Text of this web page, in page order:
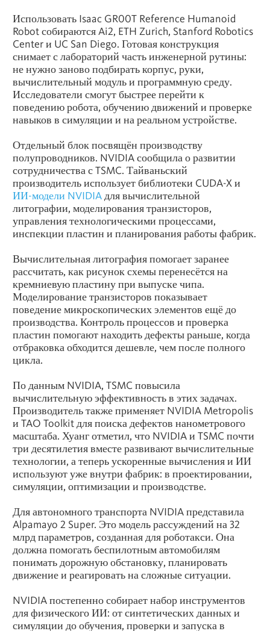
Использовать Isaac GR00T Reference Humanoid
Robot собираются Ai2, ETH Zurich, Stanford Robotics
Center и UC San Diego. Готовая конструкция
снимает с лабораторий часть инженерной рутины:
не нужно заново подбирать корпус, руки,
вычислительный модуль и программную среду.
Исследователи смогут быстрее перейти к
поведению робота, обучению движений и проверке
навыков в симуляции и на реальном устройстве.
Отдельный блок посвящён производству
полупроводников. NVIDIA сообщила о развитии
сотрудничества с TSMC. Тайваньский
производитель использует библиотеки CUDA-X и
ИИ-модели NVIDIA для вычислительной
литографии, моделирования транзисторов,
управления технологическими процессами,
инспекции пластин и планирования работы фабрик.
Вычислительная литография помогает заранее
рассчитать, как рисунок схемы перенесётся на
кремниевую пластину при выпуске чипа.
Моделирование транзисторов показывает
поведение микроскопических элементов ещё до
производства. Контроль процессов и проверка
пластин помогают находить дефекты раньше, когда
отбраковка обходится дешевле, чем после полного
цикла.
По данным NVIDIA, TSMC повысила
вычислительную эффективность в этих задачах.
Производитель также применяет NVIDIA Metropolis
и TAO Toolkit для поиска дефектов нанометрового
масштаба. Хуанг отметил, что NVIDIA и TSMC почти
три десятилетия вместе развивают вычислительные
технологии, а теперь ускоренные вычисления и ИИ
используют уже внутри фабрик: в проектировании,
симуляции, оптимизации и производстве.
Для автономного транспорта NVIDIA представила
Alpamayo 2 Super. Это модель рассуждений на 32
млрд параметров, созданная для роботакси. Она
должна помогать беспилотным автомобилям
понимать дорожную обстановку, планировать
движение и реагировать на сложные ситуации.
NVIDIA постепенно собирает набор инструментов
для физического ИИ: от синтетических данных и
симуляции до обучения, проверки и запуска в